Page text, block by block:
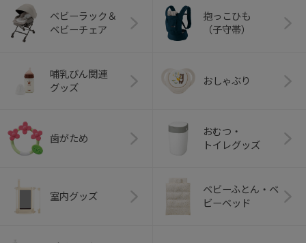
ベビーラック＆
ベビーチェア
抱っこひも
（子守帯）
哺乳びん関連
グッズ
おしゃぶり
歯がため
おむつ・
トイレグッズ
室内グッズ
ベビーふとん・ベ
ビーベッド